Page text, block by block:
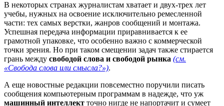
В некоторых странах журналистам хватает и двух-трех лет
учебы, нужных на освоение исключительно ремесленной
части: тех самых верстки, жанров сообщений и монтажа.
Успешная передача информации приравнивается к ее
грамотной упаковке, что особенно важно с коммерческой
точки зрения. Но при таком смещении задач также стирается
грань между свободой слова и свободой рынка (см.
«Свобода слова или смысла?»).
А еще новостные редакции повсеместно поручили писать
сообщения компьютерным программам в надежде, что уж
машинный интеллект точно нигде не напортачит и сумеет